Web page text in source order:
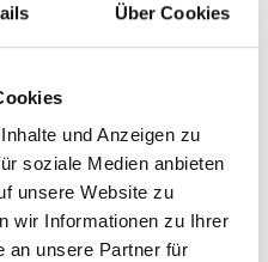
Über Cookies
und Anzeigen zu
soziale Medien anbieten
unsere Website zu
wir Informationen zu Ihrer
an unsere Partner für
Porta Westfalica / Lerbeck
Bad Eilsen
Wohnung
Bad Eilsen